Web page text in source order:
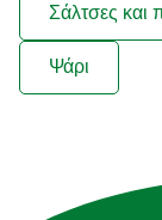
Σάλτσες και
Ψάρι